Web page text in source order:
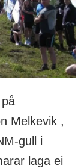
Melkevik ,
gull i
laga ei